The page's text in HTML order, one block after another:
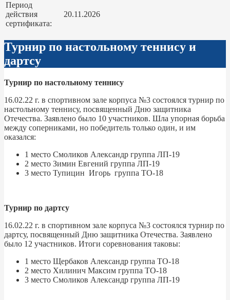
Период
действия
сертификата:
20.11.2026
Турнир по настольному теннису и
дартсу
Турнир по настольному теннису
16.02.22 г. в спортивном зале корпуса №3 состоялся турнир по
настольному теннису, посвященный Дню защитника
Отечества. Заявлено было 10 участников. Шла упорная борьба
между соперниками, но победитель только один, и им
оказался:
1 место Смоликов Александр группа ЛП-19
2 место Зимин Евгений группа ЛП-19
3 место Тупицин Игорь группа ТО-18
Турнир по дартсу
16.02.22 г. в спортивном зале корпуса №3 состоялся турнир по
дартсу, посвященный Дню защитника Отечества. Заявлено
было 12 участников. Итоги соревнования таковы:
1 место Щербаков Александр группа ТО-18
2 место Хилинич Максим группа ТО-18
3 место Смоликов Александр группа ЛП-19